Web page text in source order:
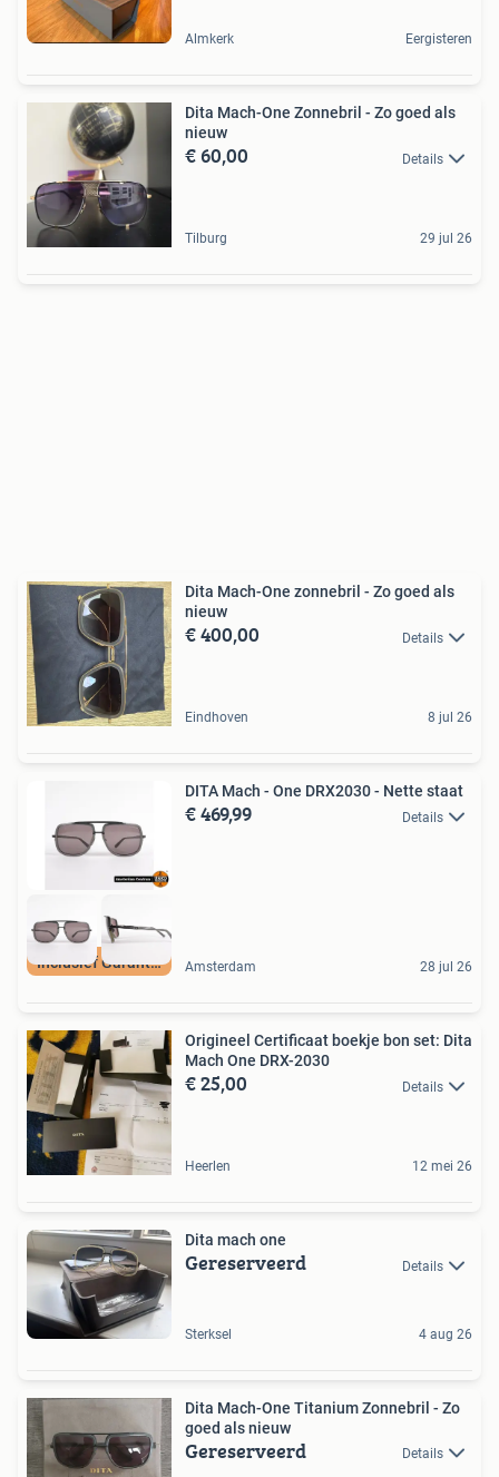
Almkerk Eergisteren
Dita Mach-One Zonnebril - Zo goed als
nieuw
€ 60,00 Details
Tilburg 29 jul 26
Dita Mach-One zonnebril - Zo goed als
nieuw
€ 400,00 Details
Eindhoven 8 jul 26
Inclusief Garantie
DITA Mach - One DRX2030 - Nette staat
€ 469,99 Details
Amsterdam 28 jul 26
Origineel Certificaat boekje bon set: Dita
Mach One DRX-2030
€ 25,00 Details
Heerlen 12 mei 26
Dita mach one
Gereserveerd Details
Sterksel 4 aug 26
Dita Mach-One Titanium Zonnebril - Zo
goed als nieuw
Gereserveerd Details